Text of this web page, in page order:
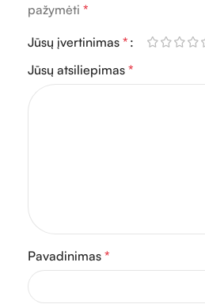
pažymėti *
Jūsų įvertinimas *
Jūsų atsiliepimas *
Pavadinimas *